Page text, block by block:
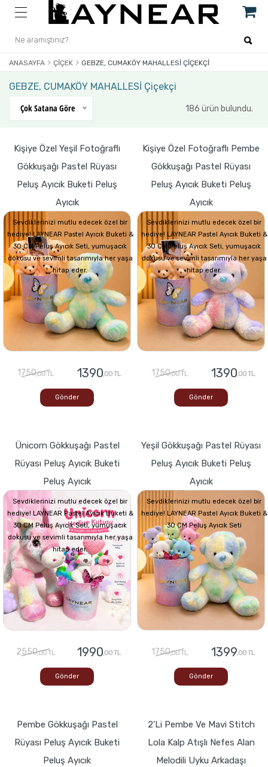
ANASAYFA ÇIÇEK GEBZE, CUMAKÖY MAHALLESİ ÇIÇEKÇI
GEBZE, CUMAKÖY MAHALLESİ Çiçekçi
Çok Satana Göre
186 ürün bulundu.
Kişiye Özel Yeşil Fotoğraflı
Gökkuşağı Pastel Rüyası
Peluş Ayıcık Buketi Peluş
Ayıcık
Sevdiklerinizi mutlu edecek özel bir
hediye! LAYNEAR Pastel Ayıcık Buketi &
30 CM Peluş Ayıcık Seti, yumuşacık
dokusu ve sevimli tasarımıyla her yaşa
hitap eder.
1750,00 TL 1390,00 TL
Gönder
Kişiye Özel Fotoğraflı Pembe
Gökkuşağı Pastel Rüyası
Peluş Ayıcık Buketi Peluş
Ayıcık
Sevdiklerinizi mutlu edecek özel bir
hediye! LAYNEAR Pastel Ayıcık Buketi &
30 CM Peluş Ayıcık Seti, yumuşacık
dokusu ve sevimli tasarımıyla her yaşa
hitap eder.
1750,00 TL 1390,00 TL
Gönder
Ünicorn Gökkuşağı Pastel
Rüyası Peluş Ayıcık Buketi
Peluş Ayıcık
Sevdiklerinizi mutlu edecek özel bir
hediye! LAYNEAR Pastel Ayıcık Buketi &
30 CM Peluş Ayıcık Seti, yumuşacık
dokusu ve sevimli tasarımıyla her yaşa
hitap eder.
2550,00 TL 1990,00 TL
Gönder
Yeşil Gökkuşağı Pastel Rüyası
Peluş Ayıcık Buketi Peluş
Ayıcık
Sevdiklerinizi mutlu edecek özel bir
hediye! LAYNEAR Pastel Ayıcık Buketi &
30 CM Peluş Ayıcık Seti
1750,00 TL 1399,00 TL
Gönder
Pembe Gökkuşağı Pastel
Rüyası Peluş Ayıcık Buketi
Peluş Ayıcık
2'li Pembe Ve Mavi Stitch
Lola Kalp Atışlı Nefes Alan
Melodili Uyku Arkadaşı